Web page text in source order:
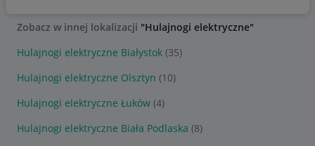
Zobacz w innej lokalizacji "Hulajnogi elektryczne"
Hulajnogi elektryczne Białystok (35)
Hulajnogi elektryczne Olsztyn (10)
Hulajnogi elektryczne Łuków (4)
Hulajnogi elektryczne Biała Podlaska (8)